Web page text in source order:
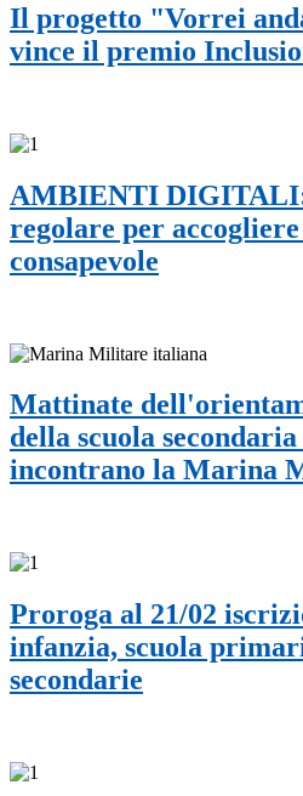
Il progetto "Vorrei
vince il premio
AMBIENTI DIGITALI:
regolare per
consapevole
Mattinate
della scuola
incontrano la Marina
Proroga al 21/02
infanzia, scuola
secondarie